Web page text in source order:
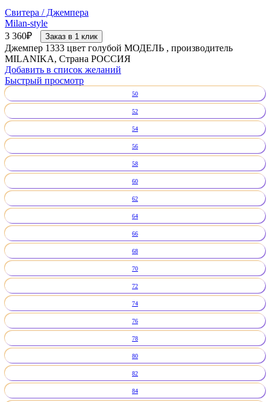
Свитера / Джемпера
Milan-style
3 360₽ Заказ в 1 клик
Джемпер 1333 цвет голубой МОДЕЛЬ , производитель
MILANIKA, Страна РОССИЯ
Добавить в список желаний
Быстрый просмотр
50
52
54
56
58
60
62
64
66
68
70
72
74
76
78
80
82
84